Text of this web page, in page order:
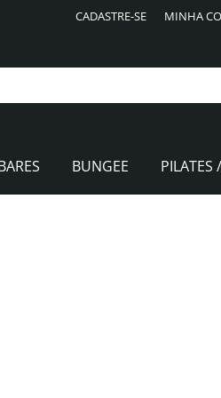
CADASTRE-SE MINHA
BUNGEE PILATES